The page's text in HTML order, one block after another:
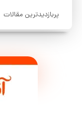
پربازدیدترین مقالات